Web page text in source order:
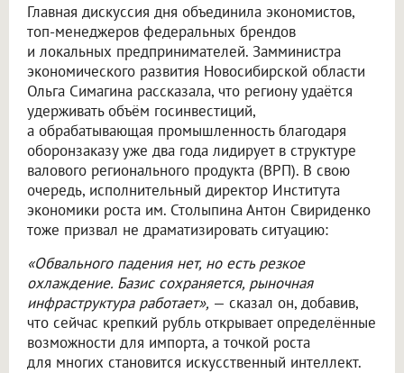
Главная дискуссия дня объединила экономистов,
топ-менеджеров федеральных брендов
и локальных предпринимателей. Замминистра
экономического развития Новосибирской области
Ольга Симагина рассказала, что региону удаётся
удерживать объём госинвестиций,
а обрабатывающая промышленность благодаря
оборонзаказу уже два года лидирует в структуре
валового регионального продукта (ВРП). В свою
очередь, исполнительный директор Института
экономики роста им. Столыпина Антон Свириденко
тоже призвал не драматизировать ситуацию:
«Обвального падения нет, но есть резкое
охлаждение. Базис сохраняется, рыночная
инфраструктура работает», — сказал он, добавив,
что сейчас крепкий рубль открывает определённые
возможности для импорта, а точкой роста
для многих становится искусственный интеллект.